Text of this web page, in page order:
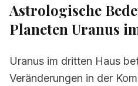
2. Verwandte Seiten
Astrologische
Planeten Uranus
Uranus im dritten Haus
Veränderungen in der